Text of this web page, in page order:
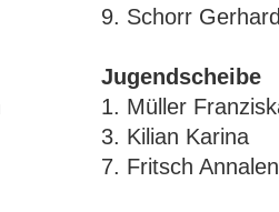
9. Schorr
Jugendscheibe
1. Müller
3. Kilian
7. Fritsch